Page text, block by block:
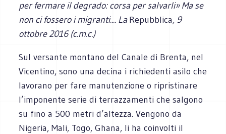
per fermare il degrado: corsa per salvarli» Ma se
non ci fossero i migranti.... LaRepubblica, 9
ottobre 2016 (c.m.c.)
Sul versante montano del Canale di Brenta, nel
Vicentino, sono una decina i richiedenti asilo che
lavorano per fare manutenzione o ripristinare
l’imponente serie di terrazzamenti che salgono
su fino a 500 metri d’altezza. Vengono da
Nigeria, Mali, Togo, Ghana, li ha coinvolti il